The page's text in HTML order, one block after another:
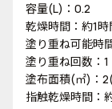
容量(L)：0.2
乾燥時間：約1
塗り重ね可能時
塗り重ね回数：1
塗布面積(㎡)：
指触乾燥時間：